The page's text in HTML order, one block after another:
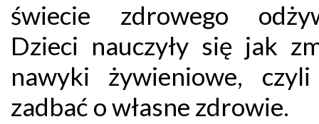
świecie zdrowego
Dzieci nauczyły się jak
nawyki żywieniowe,
zadbać o własne zdrowie.